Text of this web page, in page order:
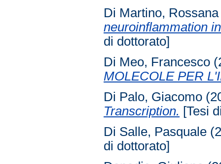
Di Martino, Rossana
neuroinflammation
di dottorato]
Di Meo, Francesco
MOLECOLE PER
Di Palo, Giacomo
Transcription. [Tesi
Di Salle, Pasquale
di dottorato]